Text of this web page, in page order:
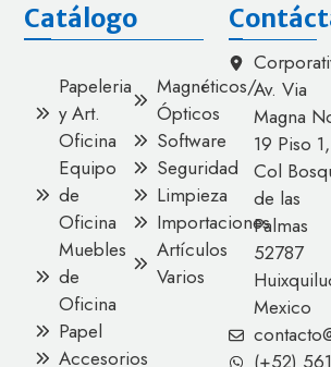
Catálogo
Papeleria
y Art.
Oficina
Equipo
de
Oficina
Muebles
de
Oficina
Papel
Accesorios
Magnéticos/
Ópticos
Software
Seguridad
Limpieza
Importaciones
Artículos
Varios
Av. Via
Magna
19 Piso 1,
Col
de las
Palmas
52787
Mexico
(+52) 561